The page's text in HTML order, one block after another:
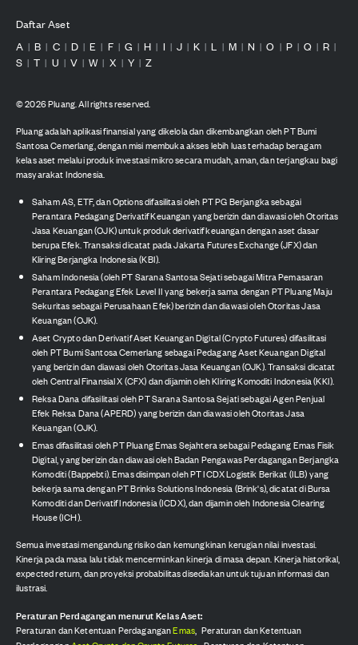
Daftar Aset
A | B | C | D | E | F | G | H | I | J | K | L | M | N | O | P | Q | R |
S | T | U | V | W | X | Y | Z
©2026Pluang. All rights reserved.
Pluang adalah aplikasi finansial yang dikelola dan dikembangkan oleh PT Bumi
Santosa Cemerlang, dengan misi membuka akses lebih luas terhadap beragam
kelas aset melalui produk investasi mikro secara mudah, aman, dan terjangkau bagi
masyarakat Indonesia.
Saham AS, ETF, dan Options difasilitasi oleh PT PG Berjangka sebagai
Perantara Pedagang Derivatif Keuangan yang berizin dan diawasi oleh Otoritas
Jasa Keuangan (OJK) untuk produk derivatif keuangan dengan aset dasar
berupa Efek. Transaksi dicatat pada Jakarta Futures Exchange (JFX) dan
Kliring Berjangka Indonesia (KBI).
Saham Indonesia (oleh PT Sarana Santosa Sejati sebagai Mitra Pemasaran
Perantara Pedagang Efek Level II yang bekerja sama dengan PT Pluang Maju
Sekuritas sebagai Perusahaan Efek) berizin dan diawasi oleh Otoritas Jasa
Keuangan (OJK).
Aset Crypto dan Derivatif Aset Keuangan Digital (Crypto Futures) difasilitasi
oleh PT Bumi Santosa Cemerlang sebagai Pedagang Aset Keuangan Digital
yang berizin dan diawasi oleh Otoritas Jasa Keuangan (OJK). Transaksi dicatat
oleh Central Finansial X (CFX) dan dijamin oleh Kliring Komoditi Indonesia (KKI).
Reksa Dana difasilitasi oleh PT Sarana Santosa Sejati sebagai Agen Penjual
Efek Reksa Dana (APERD) yang berizin dan diawasi oleh Otoritas Jasa
Keuangan (OJK).
Emas difasilitasi oleh PT Pluang Emas Sejahtera sebagai Pedagang Emas Fisik
Digital, yang berizin dan diawasi oleh Badan Pengawas Perdagangan Berjangka
Komoditi (Bappebti). Emas disimpan oleh PT ICDX Logistik Berikat (ILB) yang
bekerja sama dengan PT Brinks Solutions Indonesia (Brink's), dicatat di Bursa
Komoditi dan Derivatif Indonesia (ICDX), dan dijamin oleh Indonesia Clearing
House (ICH).
Semua investasi mengandung risiko dan kemungkinan kerugian nilai investasi.
Kinerja pada masa lalu tidak mencerminkan kinerja di masa depan. Kinerja historikal,
expected return, dan proyeksi probabilitas disediakan untuk tujuan informasi dan
ilustrasi.
Peraturan Perdagangan menurut Kelas Aset:
Peraturan dan Ketentuan PerdaganganEmas, Peraturan dan Ketentuan